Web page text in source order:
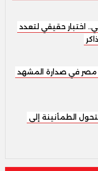
اختبار حقيقي لتعدد
في صدارة المشهد
الطمأنينة إلى